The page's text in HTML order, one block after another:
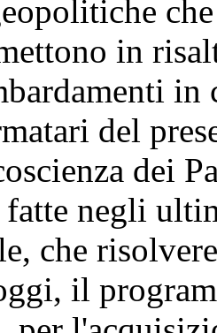
in
in
del
dei
fatte negli
che
programma